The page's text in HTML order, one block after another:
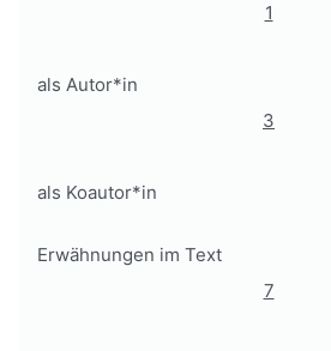
1
als Autor*in
3
als Koautor*in
Erwähnungen im Text
7